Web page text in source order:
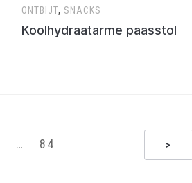
ONTBIJT, SNACKS
Koolhydraatarme paasstol
… 84 >